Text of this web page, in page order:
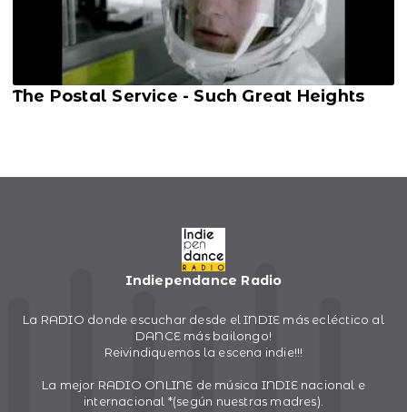
The Postal Service - Such Great Heights
Indiependance Radio
La RADIO donde escuchar desde el INDIE más ecléctico al
DANCE más bailongo!
Reivindiquemos la escena indie!!!
La mejor RADIO ONLINE de música INDIE nacional e
internacional *(según nuestras madres).